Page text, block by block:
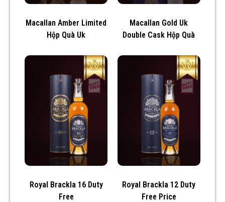
Macallan Amber Limited
Hộp Quà Uk
Macallan Gold Uk
Double Cask Hộp Quà
Royal Brackla 16 Duty
Free
Royal Brackla 12 Duty
Free Price